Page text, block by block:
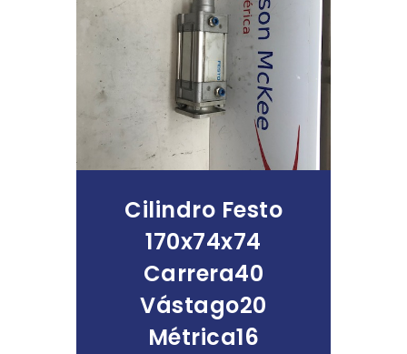
Leer Más
Cilindro Festo
170x74x74
Carrera40
Vástago20
Métrica16